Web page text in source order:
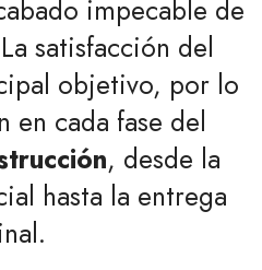
impecable de
satisfacción del
objetivo, por lo
en cada fase del
, desde la
hasta la entrega